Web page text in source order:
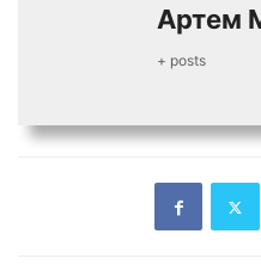
Артем
+ posts